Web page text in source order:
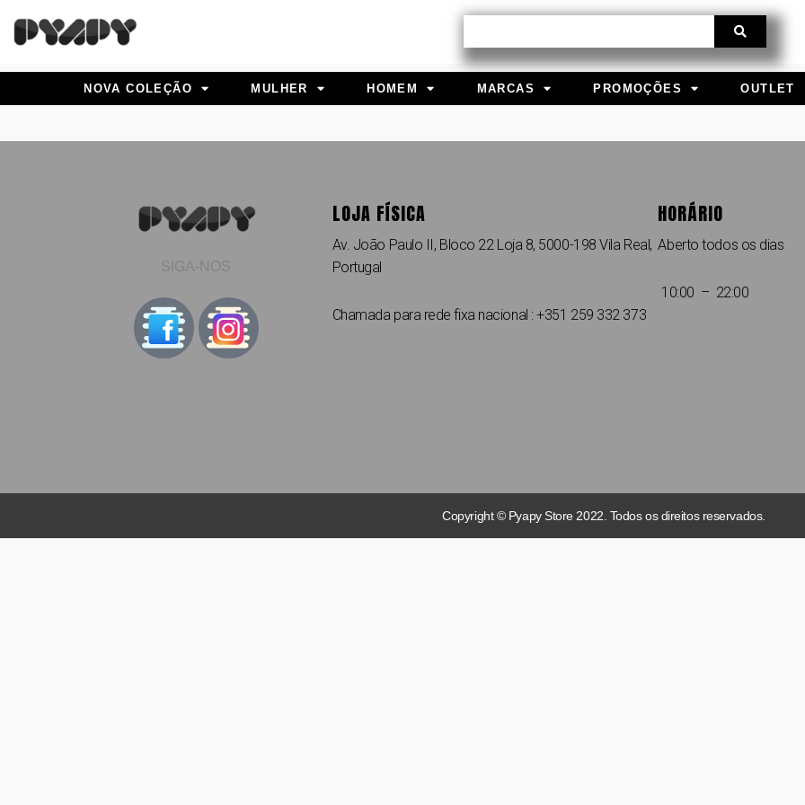
NOVA COLEÇÃO MULHER HOMEM MARCAS PROMOÇÕES OUTLET
SIGA-NOS
LOJA FÍSICA
Av. João Paulo II, Bloco 22 Loja 8, 5000-198 Vila Real,
Portugal
Chamada para rede fixa nacional : +351 259 332 373
HORÁRIO
Aberto todos os dias
10:00 – 22:00
Copyright © Pyapy Store 2022. Todos os direitos reservados.